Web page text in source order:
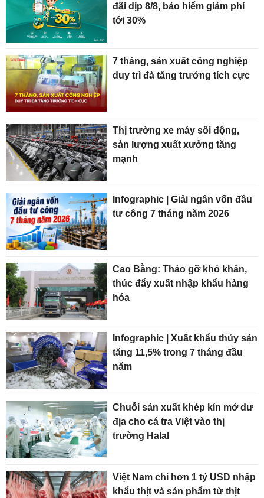
đãi dịp 8/8, bảo hiểm giảm phí
tới 30%
7 tháng, sản xuất công nghiệp
duy trì đà tăng trưởng tích cực
Thị trường xe máy sôi động,
sản lượng xuất xưởng tăng
mạnh
Infographic | Giải ngân vốn đầu
tư công 7 tháng năm 2026
Cao Bằng: Tháo gỡ khó khăn,
thúc đẩy xuất nhập khẩu hàng
hóa
Infographic | Xuất khẩu thủy sản
tăng 11,5% trong 7 tháng đầu
năm
Chuỗi sản xuất khép kín mở dư
địa cho cá tra Việt vào thị
trường Halal
Việt Nam chi hơn 1 tỷ USD nhập
khẩu thịt và sản phẩm từ thịt